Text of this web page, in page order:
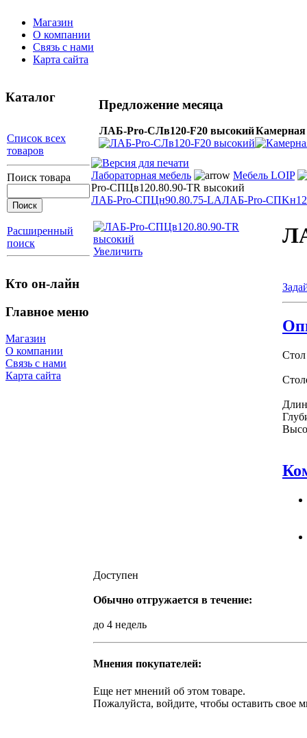
Магазин
О компании
Связь с нами
Карта сайта
Каталог
Список всех
товаров
Поиск товара
Расширенный
поиск
Кто он-лайн
Главное меню
Магазин
О компании
Связь с нами
Карта сайта
Предложение месяца
ЛАБ-Pro-СЛв120-F20 высокийКамерная
Лабораторная мебель
Мебель LOIP
Pro-СПЦв120.80.90-TR высокий
ЛАБ-Pro-СПЦн90.80.75-LAЛАБ-Pro-
Увеличить
Доступен
Обычно отгружается в течение:
до 4 недель
Мнения покупателей:
Еще нет мнений об этом товаре.
Пожалуйста, войдите, чтобы оставить свое